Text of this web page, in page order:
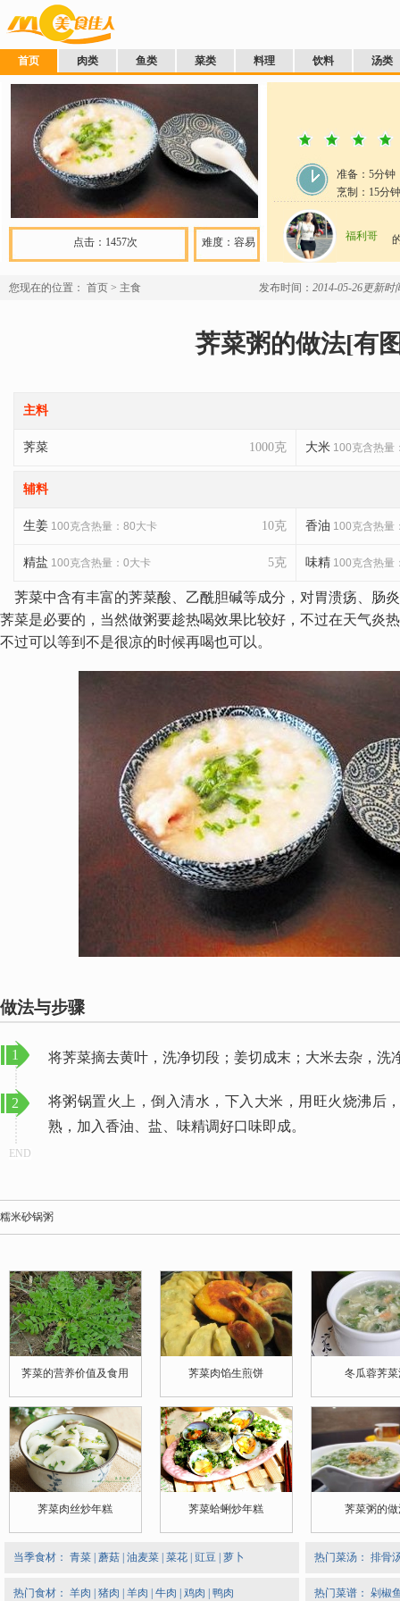
首页 肉类 鱼类 菜类 料理 饮料 汤类
难度：容易
点击：1457次
准备： 5分钟
烹制： 15分钟
福利哥
发布时间： 2014-05-26更新时
您现在的位置： 首页 > 主食
荠菜粥的做法[有
主料
1000克
荠菜 大米 100克含热量
辅料
10克
生姜 100克含热量：80大卡 香油 100克含热量
5克
精盐 100克含热量：0大卡 味精 100克含热量
荠菜中含有丰富的荠菜酸、乙酰胆碱等成分，对胃溃疡、肠
荠菜是必要的，当然做粥要趁热喝效果比较好，不过在天气炎
不过可以等到不是很凉的时候再喝也可以。
做法与步骤
1 将荠菜摘去黄叶，洗净切段；姜切成末；大米去杂，洗
2
将粥锅置火上，倒入清水，下入大米，用旺火烧沸后
熟，加入香油、盐、味精调好口味即成。
END
糯米砂锅粥
荠菜的营养价值及食用 荠菜肉馅生煎饼 冬瓜蓉荠
荠菜肉丝炒年糕 荠菜蛤蜊炒年糕 荠菜粥的
当季食材： 青菜 | 蘑菇 | 油麦菜 | 菜花 | 豇豆 | 萝卜
热门食材： 羊肉 | 猪肉 | 羊肉 | 牛肉 | 鸡肉 | 鸭肉
热门菜汤： 排骨
热门菜谱： 剁椒